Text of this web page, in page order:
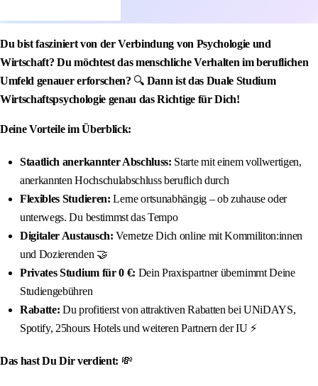
Du bist fasziniert von der Verbindung von Psychologie und
Wirtschaft? Du möchtest das menschliche Verhalten im beruflichen
Umfeld genauer erforschen? 🔍 Dann ist das Duale Studium
Wirtschaftspsychologie genau das Richtige für Dich!
Deine Vorteile im Überblick:
Staatlich anerkannter Abschluss: Starte mit einem vollwertigen,
anerkannten Hochschulabschluss beruflich durch
Flexibles Studieren: Lerne ortsunabhängig – ob zuhause oder
unterwegs. Du bestimmst das Tempo
Digitaler Austausch: Vernetze Dich online mit Kommiliton:innen
und Dozierenden 🤝
Privates Studium für 0 €: Dein Praxispartner übernimmt Deine
Studiengebühren
Rabatte:Du profitierst von attraktiven Rabatten bei UNiDAYS,
Spotify, 25hours Hotels und weiteren Partnern der IU ⚡️
Das hast Du Dir verdient: 💸